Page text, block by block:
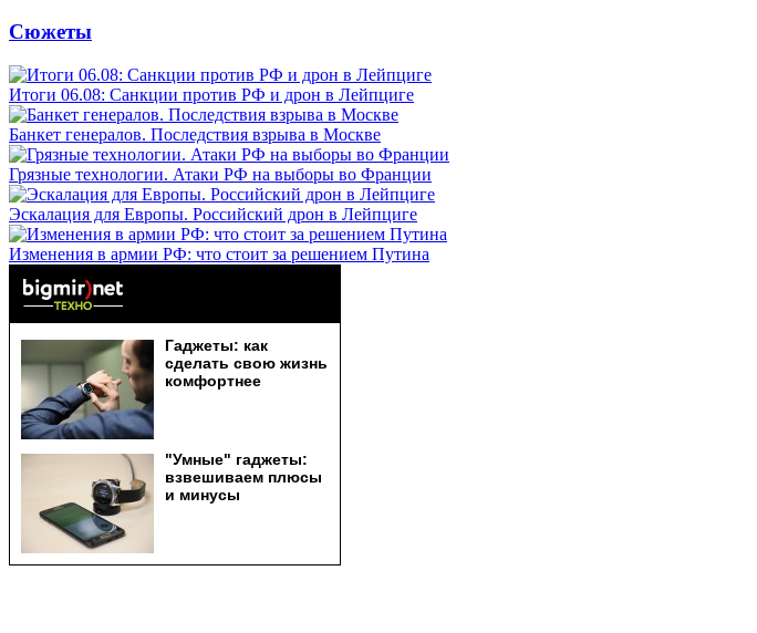
Сюжеты
Итоги 06.08: Санкции против РФ и дрон в Лейпциге
Банкет генералов. Последствия взрыва в Москве
Грязные технологии. Атаки РФ на выборы во Франции
Эскалация для Европы. Российский дрон в Лейпциге
Изменения в армии РФ: что стоит за решением Путина